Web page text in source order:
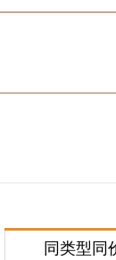
同类型同